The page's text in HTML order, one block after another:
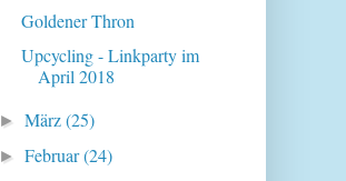
Goldener Thron
Upcycling - Linkparty im
April 2018
►März(25)
►Februar(24)